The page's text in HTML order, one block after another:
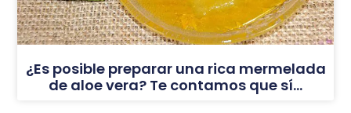
¿Es posible preparar una rica mermelada
de aloe vera? Te contamos que sí…